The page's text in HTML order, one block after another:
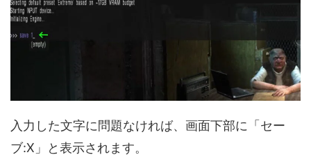
入力した文字に問題なければ、画面下部に「セー
ブ:X」と表示されます。